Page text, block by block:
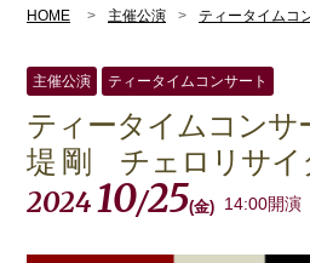
HOME 主催公演 ティータイムコ
主催公演 ティータイムコンサート
ティータイムコンサ
堤 剛 チェロリサイ
202410/25(金) 14:00開演